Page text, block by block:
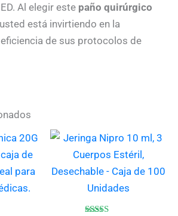
Al elegir este paño quirúrgico
está invirtiendo en la
de sus protocolos de